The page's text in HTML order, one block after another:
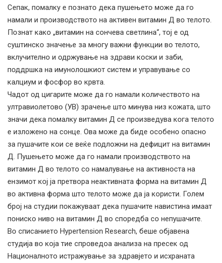
Сепак, помалку е познато дека пушењето може да го
намали и производството на активен витамин Д во телото.
Познат како „витамин на сончева светлина“, тој е од
суштинско значење за многу важни функции во телото,
вклучително и одржување на здрави коски и заби,
поддршка на имунолошкиот систем и управување со
калциум и фосфор во крвта.
Чадот од цигарите може да го намали количеството на
ултравиолетово (УВ) зрачење што минува низ кожата, што
значи дека помалку витамин Д се произведува кога телото
е изложено на сонце. Ова може да биде особено опасно
за пушачите кои се веќе подложни на дефицит на витамин
Д. Пушењето може да го намали производството на
витамин Д во телото со намалување на активноста на
ензимот кој ја претвора неактивната форма на витамин Д
во активна форма што телото може да ја користи. Голем
број на студии покажуваат дека пушачите навистина имаат
пониско ниво на витамин Д во споредба со непушачите.
Во списанието Hypertension Research, беше објавена
студија во која тие спроведоа анализа на пресек од
Националното истражување за здравјето и исхраната